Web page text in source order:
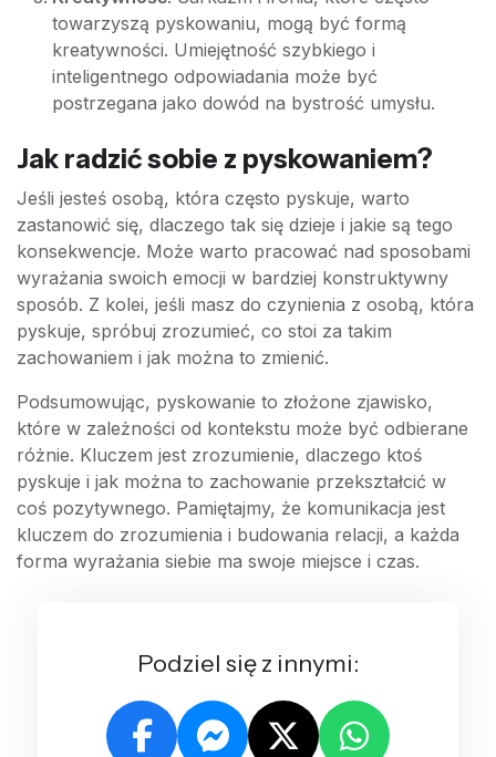
towarzyszą pyskowaniu, mogą być formą
kreatywności. Umiejętność szybkiego i
inteligentnego odpowiadania może być
postrzegana jako dowód na bystrość umysłu.
Jak radzić sobie z pyskowaniem?
Jeśli jesteś osobą, która często pyskuje, warto
zastanowić się, dlaczego tak się dzieje i jakie są tego
konsekwencje. Może warto pracować nad sposobami
wyrażania swoich emocji w bardziej konstruktywny
sposób. Z kolei, jeśli masz do czynienia z osobą, która
pyskuje, spróbuj zrozumieć, co stoi za takim
zachowaniem i jak można to zmienić.
Podsumowując, pyskowanie to złożone zjawisko,
które w zależności od kontekstu może być odbierane
różnie. Kluczem jest zrozumienie, dlaczego ktoś
pyskuje i jak można to zachowanie przekształcić w
coś pozytywnego. Pamiętajmy, że komunikacja jest
kluczem do zrozumienia i budowania relacji, a każda
forma wyrażania siebie ma swoje miejsce i czas.
Podziel się z innymi: